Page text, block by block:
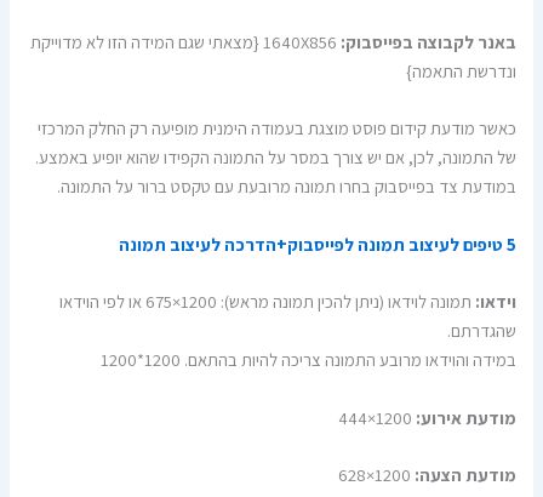
באנר לקבוצה בפייסבוק:
1640X856 {מצאתי שגם המידה הזו לא מדוייקת
ונדרשת התאמה}
כאשר מודעת קידום פוסט מוצגת בעמודה הימנית מופיעה רק החלק המרכזי
של התמונה, לכן, אם יש צורך במסר על התמונה הקפידו שהוא יופיע באמצע.
במודעת צד בפייסבוק בחרו תמונה מרובעת עם טקסט ברור על התמונה.
5 טיפים לעיצוב תמונה לפייסבוק+הדרכה לעיצוב תמונה
וידאו:
תמונה לוידאו (ניתן להכין תמונה מראש): 1200×675 או לפי הוידאו
שהגדרתם.
במידה והוידאו מרובע התמונה צריכה להיות בהתאם. 1200*1200
מודעת אירוע:
מודעת הצעה: